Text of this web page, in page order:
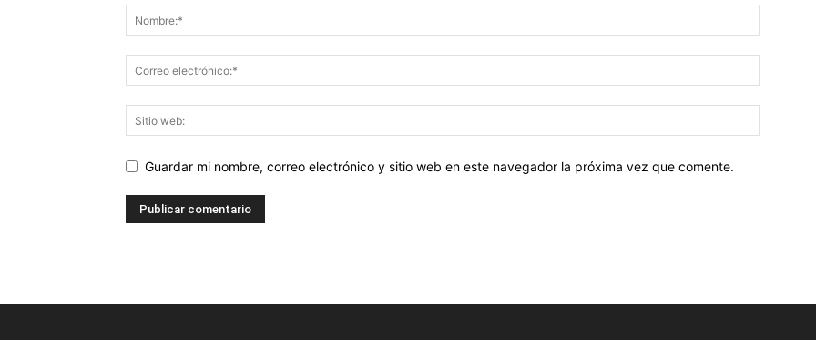
Guardar mi nombre, correo electrónico y sitio web en este navegador la próxima vez que comente.